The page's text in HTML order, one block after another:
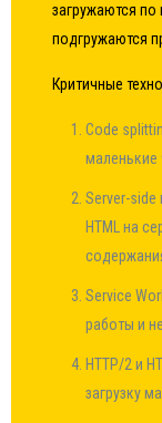
загружаются
подгружаются
Критичные
Code
маленькие
Server-side
HTML на
Service
работы и
HTTP/2 и
загрузку